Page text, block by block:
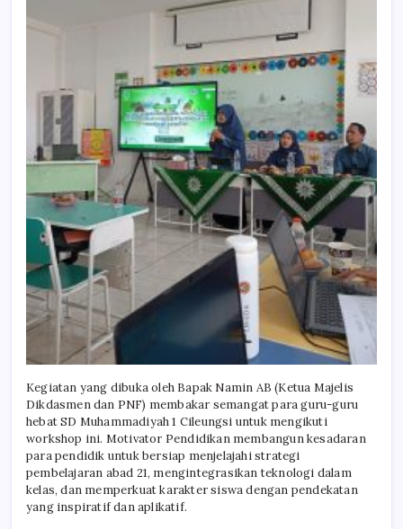
Kegiatan yang dibuka oleh Bapak Namin AB (Ketua Majelis
Dikdasmen dan PNF) membakar semangat para guru-guru
hebat SD Muhammadiyah 1 Cileungsi untuk mengikuti
workshop ini. Motivator Pendidikan membangun kesadaran
para pendidik untuk bersiap menjelajahi strategi
pembelajaran abad 21, mengintegrasikan teknologi dalam
kelas, dan memperkuat karakter siswa dengan pendekatan
yang inspiratif dan aplikatif.